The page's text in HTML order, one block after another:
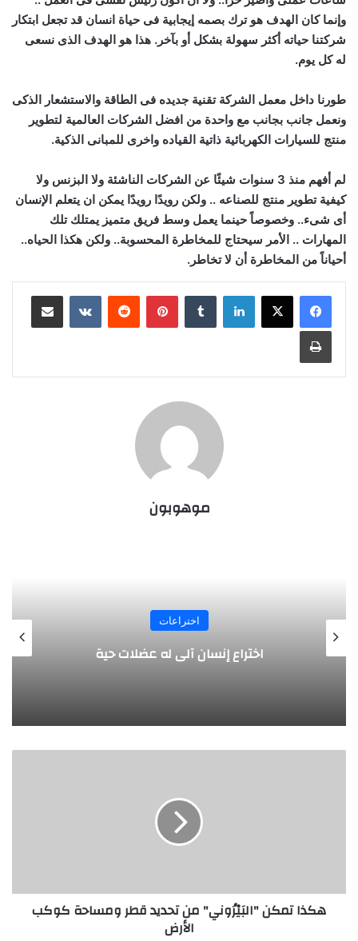
وإنما كان الهدف هو ترك بصمه إيجابية فى حياة انسان قد تجعل ابتكار
شركتنا حياته أكثر سهولة بشكل أو بآخر. هذا هو الهدف الذى نسعى
له كل يوم.
طورنا داخل معمل الشركة تقنية جديده فى الطاقة والاستشعار الذكى
ونعمل جانب بجانب مع واحدة من افضل الشركات العالمية لتطوير
منتج للسيارات الكهربائية ذاتية القياده واخرى للمبانى الذكية.
لم أفهم منذ 3 سنوات شيئًا عن الشركات الناشئة ولا البزنس ولا
كيفية تطوير منتج للصناعه .. ولكن رويدًا رويدًا يمكن ان يتعلم الإنسان
أى شىء.. وخصوصاً حينما يعمل وسط فريق متميز يمتلك تلك
المهارات .. الأمر سيحتاج للمخاطرة المحسوبة.. ولكن هكذا الحياه..
أحياناً من المخاطرة أن لا تخاطر.
لينكدإن بينتيريست مشاركة عبر البريد
طباعة
موهوبون
إنسان آلي له عضلات حية
الأرض
هكذا تمكن "البَيْرُوني" من تحديد قطر ومساحة كوكب
الأرض